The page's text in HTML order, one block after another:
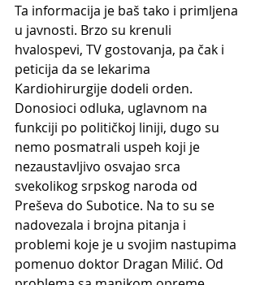
Ta informacija je baš tako i primljena
u javnosti. Brzo su krenuli
hvalospevi, TV gostovanja, pa čak i
peticija da se lekarima
Kardiohirurgije dodeli orden.
Donosioci odluka, uglavnom na
funkciji po političkoj liniji, dugo su
nemo posmatrali uspeh koji je
nezaustavljivo osvajao srca
svekolikog srpskog naroda od
Preševa do Subotice. Na to su se
nadovezala i brojna pitanja i
problemi koje je u svojim nastupima
pomenuo doktor Dragan Milić. Od